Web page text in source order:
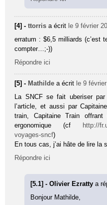
[4] -ttorris a écrit le 9 février
erratum : $6,5 milliards (c’est
compter…;-))
Répondre ici
[5] - Mathilde a écrit le 9
La SNCF se fait uberiser
l’article, et aussi par
train, Capitaine Train
ergonomique (cf
http://
voyages-sncf)
En tous cas, j’ai hâte de lire la
Répondre ici
[5.1] - Olivier Ezrattya
Bonjour Mathilde,